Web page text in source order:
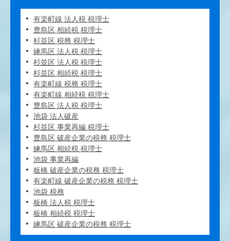
有楽町線 法人税 税理士
豊島区 相続税 税理士
杉並区 税務 税理士
練馬区 法人税 税理士
杉並区 法人税 税理士
杉並区 相続税 税理士
有楽町線 税務 税理士
有楽町線 相続税 税理士
豊島区 法人税 税理士
池袋 法人破産
杉並区 事業再編 税理士
豊島区 破産企業の税務 税理士
練馬区 相続税 税理士
池袋 事業再編
板橋 破産企業の税務 税理士
有楽町線 破産企業の税務 税理士
池袋 税務
板橋 法人税 税理士
板橋 相続税 税理士
練馬区 破産企業の税務 税理士